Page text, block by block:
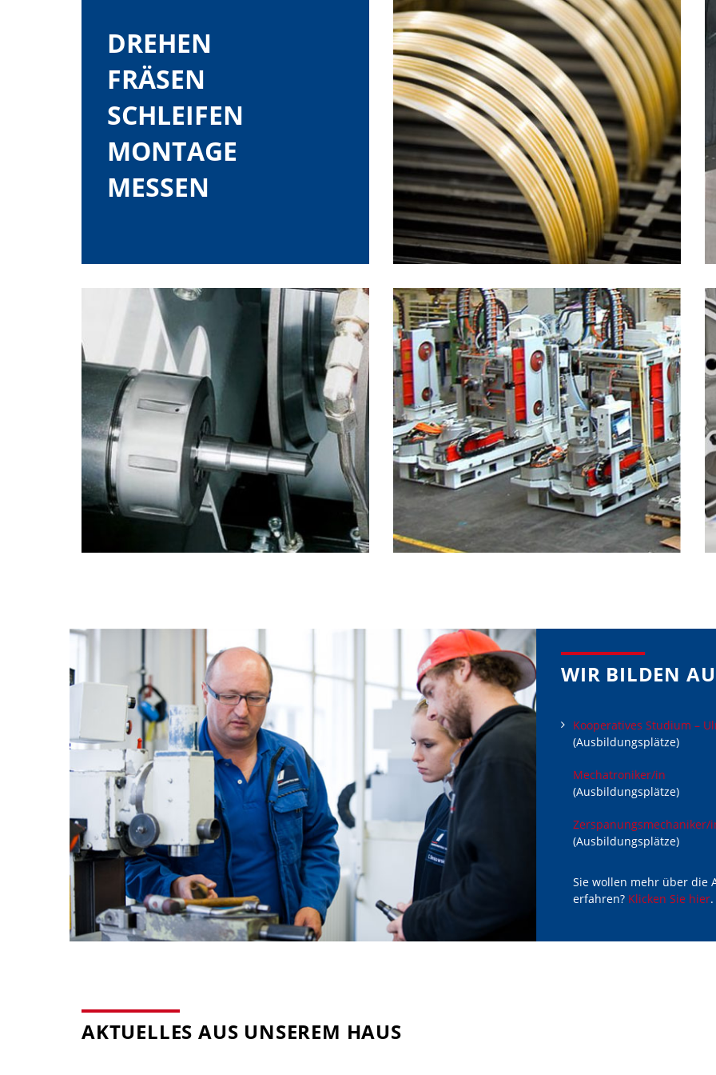
DREHEN
FRÄSEN
SCHLEIFEN
MONTAGE
MESSEN
WIR BILDEN
Kooperatives Studium –
(Ausbildungsplätze)
Mechatroniker/in
(Ausbildungsplätze)
Zerspanungsmechaniker/
(Ausbildungsplätze)
Sie wollen mehr über die
erfahren? Klicken Sie hier.
AKTUELLES AUS UNSEREM HAUS